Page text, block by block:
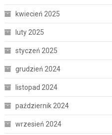
kwiecień 2025
luty 2025
styczeń 2025
grudzień 2024
listopad 2024
październik 2024
wrzesień 2024